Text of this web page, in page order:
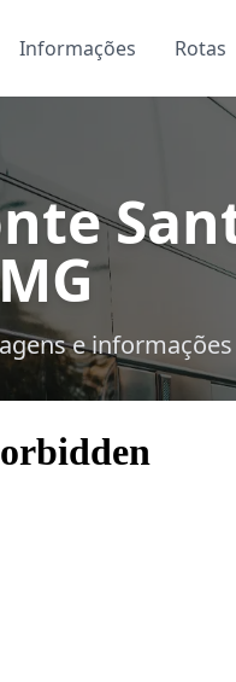
Informações Rotas
e